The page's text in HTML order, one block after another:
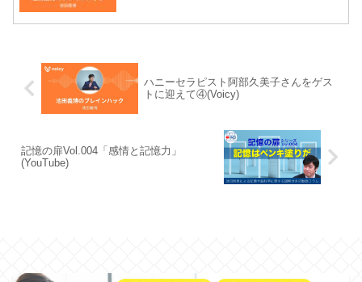
ハニーセラピスト阿部久美子さんをゲス
トに迎えて④(Voicy)
記憶の扉Vol.004「感情と記憶力」
(YouTube)